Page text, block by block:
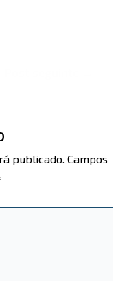
publicado. Campos